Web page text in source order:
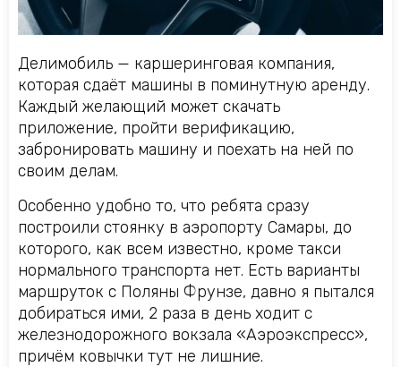
Делимобиль — каршеринговая компания,
которая сдаёт машины в поминутную аренду.
Каждый желающий может скачать
приложение, пройти верификацию,
забронировать машину и поехать на ней по
своим делам.
Особенно удобно то, что ребята сразу
построили стоянку в аэропорту Самары, до
которого, как всем известно, кроме такси
нормального транспорта нет. Есть варианты
маршруток с Поляны Фрунзе, давно я пытался
добираться ими, 2 раза в день ходит с
железнодорожного вокзала «Аэроэкспресс»,
причём ковычки тут не лишние.